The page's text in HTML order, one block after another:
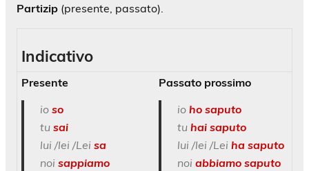
Partizip (presente, passato).
Indicativo
Presente
io so
tu sai
lui /lei /Lei sa
noi sappiamo
Passato prossimo
io ho saputo
tu hai saputo
lui /lei /Lei ha saputo
noi abbiamo saputo